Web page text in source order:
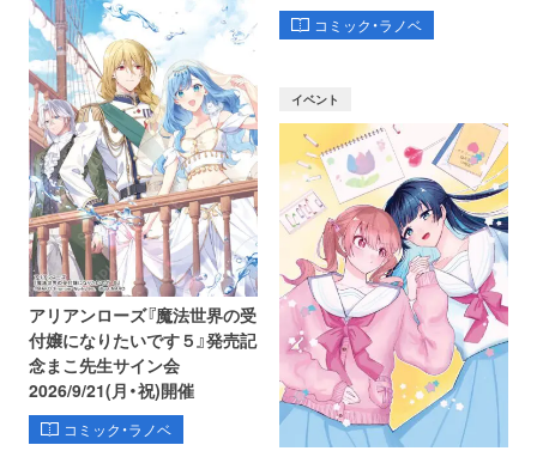
コミック・ラノベ
アリアンローズ『魔法世界の受
付嬢になりたいです５』発売記
念まこ先生サイン会
2026/9/21(月・祝)開催
コミック・ラノベ
イベント